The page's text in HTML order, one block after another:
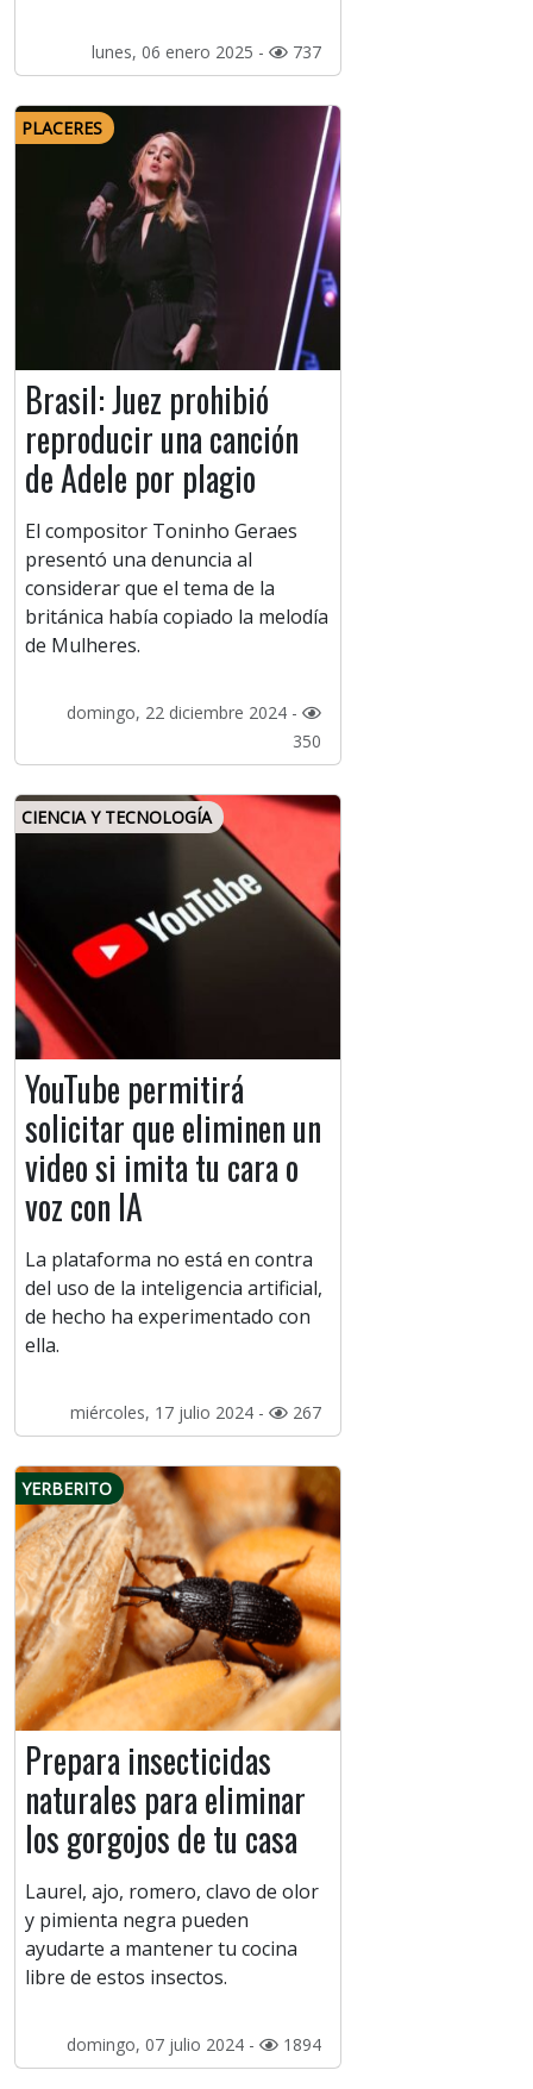
lunes, 06 enero 2025 - 737
PLACERES
Brasil: Juez prohibió
reproducir una canción
de Adele por plagio
El compositor Toninho Geraes
presentó una denuncia al
considerar que el tema de la
británica había copiado la melodía
de Mulheres.
domingo, 22 diciembre 2024 -
350
CIENCIA Y TECNOLOGÍA
YouTube permitirá
solicitar que eliminen un
video si imita tu cara o
voz con IA
La plataforma no está en contra
del uso de la inteligencia artificial,
de hecho ha experimentado con
ella.
miércoles, 17 julio 2024 - 267
YERBERITO
Prepara insecticidas
naturales para eliminar
los gorgojos de tu casa
Laurel, ajo, romero, clavo de olor
y pimienta negra pueden
ayudarte a mantener tu cocina
libre de estos insectos.
domingo, 07 julio 2024 - 1894